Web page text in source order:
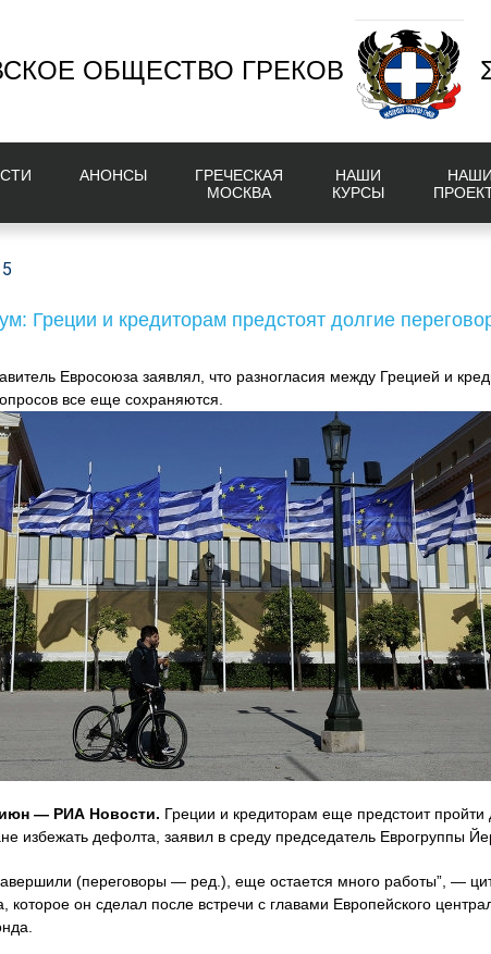
ОБЩЕСТВО ГРЕКОВ
AНОНСЫ
ГРЕЧЕСКАЯ
МОСКВА
НАШИ
КУРСЫ
НАШИ
Греции и кредиторам предстоят долгие
Евросоюза заявлял, что разногласия между Грецией и
все еще сохраняются.
— РИА Новости. Греции и кредиторам еще предстоит пройти
избежать дефолта, заявил в среду председатель Еврогруппы
(переговоры — ред.), еще остается много работы”, —
которое он сделал после встречи с главами Европейского